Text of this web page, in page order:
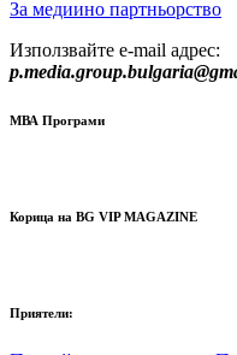
За медиино партньорство
Използвайте e-mail адрес:
МВА Програми
Корица на BG VIP MAGAZINE
Приятели: